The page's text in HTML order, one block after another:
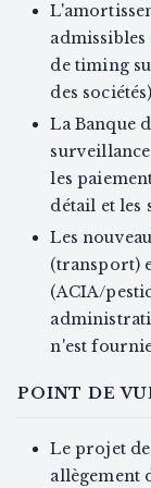
admissibles
de timing
des
La Banque
les
détail et les
Les
(transport)
(ACIA/
n'est
POINT DE
Le projet
allègement